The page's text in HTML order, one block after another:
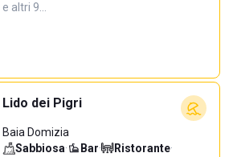
e altri 9…
Lido dei Pigri
Baia Domizia
Sabbiosa· Bar· Ristorante·